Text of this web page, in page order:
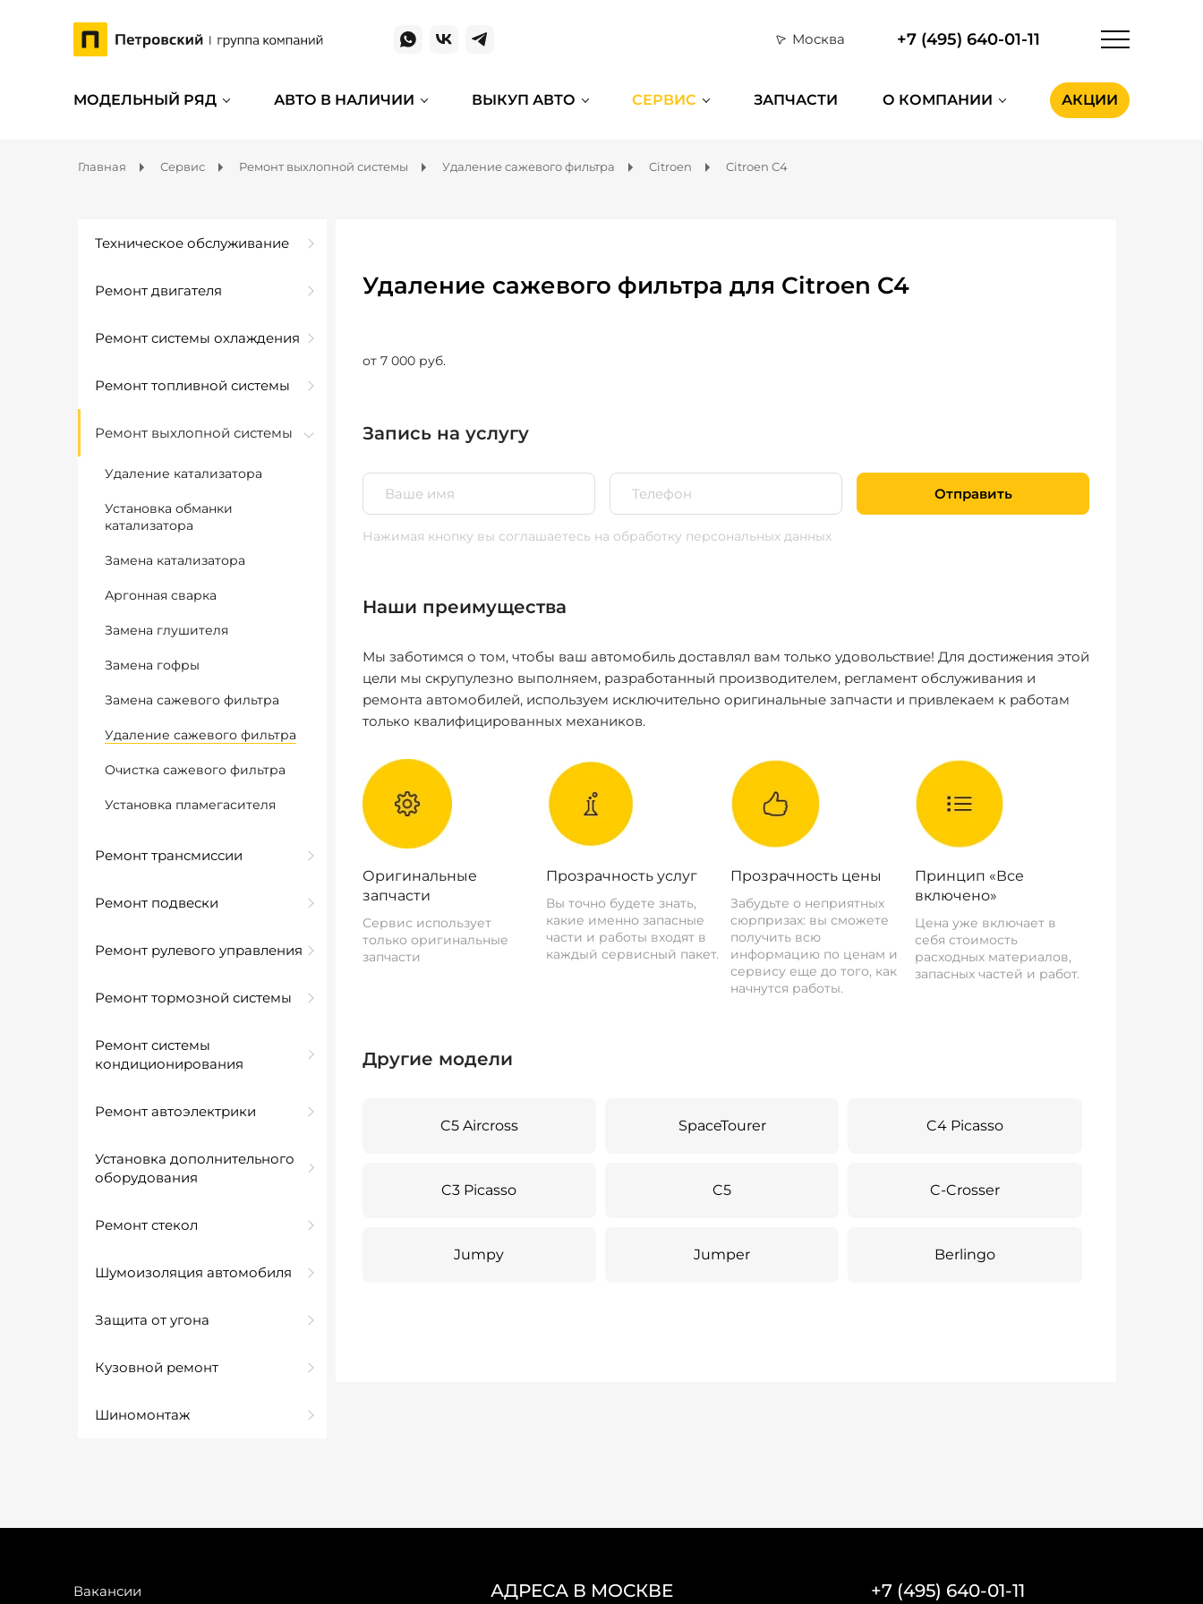
Москва +7 (495) 640-01-11
МОДЕЛЬНЫЙ РЯД АВТО В НАЛИЧИИ ВЫКУП АВТО СЕРВИС ЗАПЧАСТИ О КОМПАНИИ АКЦИИ
Главная Сервис Ремонт выхлопной системы Удаление сажевого фильтра Citroen Citroen C4
Техническое обслуживание
Ремонт двигателя
Ремонт системы охлаждения
Ремонт топливной системы
Ремонт выхлопной системы
Удаление катализатора
Установка обманки
катализатора
Замена катализатора
Аргонная сварка
Замена глушителя
Замена гофры
Замена сажевого фильтра
Удаление сажевого фильтра
Очистка сажевого фильтра
Установка пламегасителя
Ремонт трансмиссии
Ремонт подвески
Ремонт рулевого управления
Ремонт тормозной системы
Ремонт системы
кондиционирования
Ремонт автоэлектрики
Установка дополнительного
оборудования
Ремонт стекол
Шумоизоляция автомобиля
Защита от угона
Кузовной ремонт
Шиномонтаж
Удаление сажевого фильтра для Citroen C4
от 7 000 руб.
Запись на услугу
Отправить
Нажимая кнопку вы соглашаетесь на обработку персональных данных
Наши преимущества
Мы заботимся о том, чтобы ваш автомобиль доставлял вам только удовольствие! Для достижения этой
цели мы скрупулезно выполняем, разработанный производителем, регламент обслуживания и
ремонта автомобилей, используем исключительно оригинальные запчасти и привлекаем к работам
только квалифицированных механиков.
Оригинальные
запчасти
Сервис использует
только оригинальные
запчасти
Прозрачность услуг
Вы точно будете знать,
какие именно запасные
части и работы входят в
каждый сервисный пакет.
Прозрачность цены
Забудьте о неприятных
сюрпризах: вы сможете
получить всю
информацию по ценам и
сервису еще до того, как
начнутся работы.
Принцип «Все
включено»
Цена уже включает в
себя стоимость
расходных материалов,
запасных частей и работ.
Другие модели
C5 Aircross SpaceTourer C4 Picasso
C3 Picasso C5 C-Crosser
Jumpy Jumper Berlingo
Вакансии АДРЕСА В МОСКВЕ +7 (495) 640-01-11